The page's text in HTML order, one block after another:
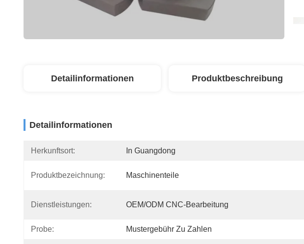
Detailinformationen Produktbeschreibung
Detailinformationen
Herkunftsort: In Guangdong
Produktbezeichnung: Maschinenteile
Dienstleistungen: OEM/ODM CNC-Bearbeitung
Probe: Mustergebühr Zu Zahlen